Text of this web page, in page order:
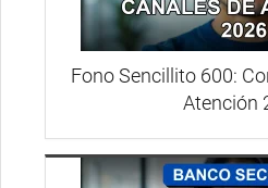
Fono Sencillito 600:
Atención